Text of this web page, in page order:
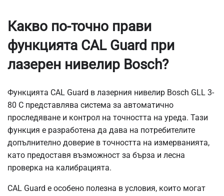
Какво по-точно прави
функцията CAL Guard при
лазерен нивелир Bosch?
Функцията CAL Guard в лазерния нивелир Bosch GLL 3-
80 C представлява система за автоматично
проследяване и контрол на точността на уреда. Тази
функция е разработена да дава на потребителите
допълнително доверие в точността на измерванията,
като предоставя възможност за бърза и лесна
проверка на калибрацията.
CAL Guard е особено полезна в условия, които могат